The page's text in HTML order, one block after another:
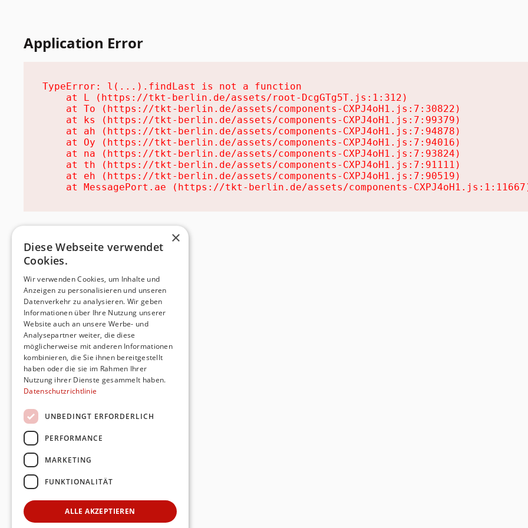
Application Error
TypeError: l(...).findLast is not a function
    at L (https://tkt-berlin.de/assets/root-DcgGTg5T.js:1:312)
    at To (https://tkt-berlin.de/assets/components-CXPJ4oH1.js:7:30822)
    at ks (https://tkt-berlin.de/assets/components-CXPJ4oH1.js:7:99379)
    at ah (https://tkt-berlin.de/assets/components-CXPJ4oH1.js:7:94878)
    at Oy (https://tkt-berlin.de/assets/components-CXPJ4oH1.js:7:94016)
    at na (https://tkt-berlin.de/assets/components-CXPJ4oH1.js:7:93824)
    at th (https://tkt-berlin.de/assets/components-CXPJ4oH1.js:7:91111)
    at eh (https://tkt-berlin.de/assets/components-CXPJ4oH1.js:7:90519)
at MessagePort.ae (https://tkt-berlin.de/assets/components-
×
Diese Webseite verwendet
Cookies.
Wir verwenden Cookies, um Inhalte und
Anzeigen zu personalisieren und unseren
Datenverkehr zu analysieren. Wir geben
Informationen über Ihre Nutzung unserer
Website auch an unsere Werbe- und
Analysepartner weiter, die diese
möglicherweise mit anderen Informationen
kombinieren, die Sie ihnen bereitgestellt
haben oder die sie im Rahmen Ihrer
Nutzung ihrer Dienste gesammelt haben.
Datenschutzrichtlinie
UNBEDINGT ERFORDERLICH
PERFORMANCE
MARKETING
FUNKTIONALITÄT
ALLE AKZEPTIEREN